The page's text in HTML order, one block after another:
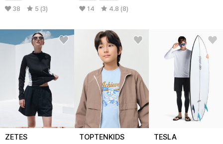
38 5 (3) 14 4.8 (8)
ZETES TOPTENKIDS TESLA